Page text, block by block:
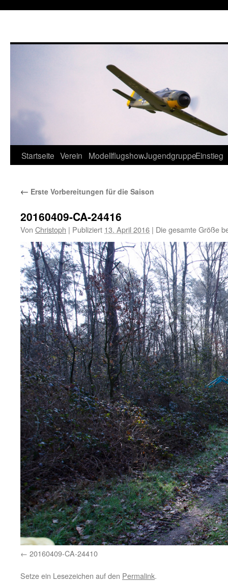
Springe
Inhalt
Startseite Verein ModellflugshowJugendgruppeEinstieg
← Erste Vorbereitungen für die Saison
20160409-CA-24416
Von Christoph | Publiziert 13. April 2016 | Die gesamte Größe
20160409-CA-24410
Setze ein Lesezeichen auf den Permalink.